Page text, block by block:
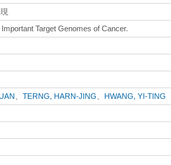
Target Genomes of Cancer.
、TERNG, HARN-JING
HWANG, YI-TING